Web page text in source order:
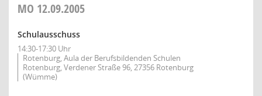
MO 12.09.2005
Schulausschuss
14:30-17:30 Uhr
Rotenburg, Aula der Berufsbildenden Schulen
Rotenburg, Verdener Straße 96, 27356 Rotenburg
(Wümme)